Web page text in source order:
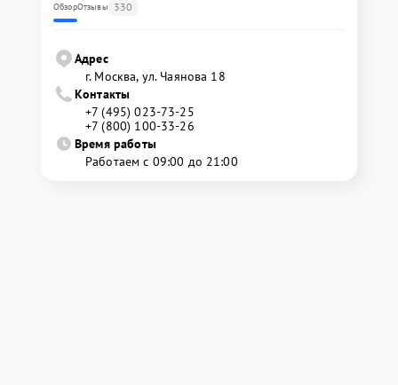
ОбзорОтзывы 330
Адрес
г. Москва, ул. Чаянова 18
Контакты
+7 (495) 023-73-25
+7 (800) 100-33-26
Время работы
Работаем с 09:00 до 21:00